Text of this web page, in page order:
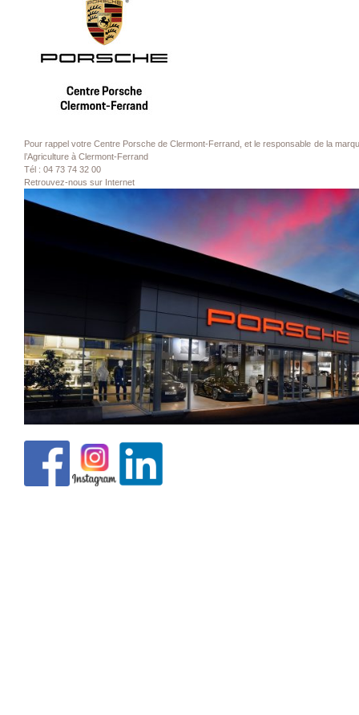
Pour rappel votre Centre Porsche de Clermont-Ferrand,et le responsable de la
l’Agriculture à Clermont-Ferrand
Tél : 04 73 74 32 00
Retrouvez-nous sur Internet